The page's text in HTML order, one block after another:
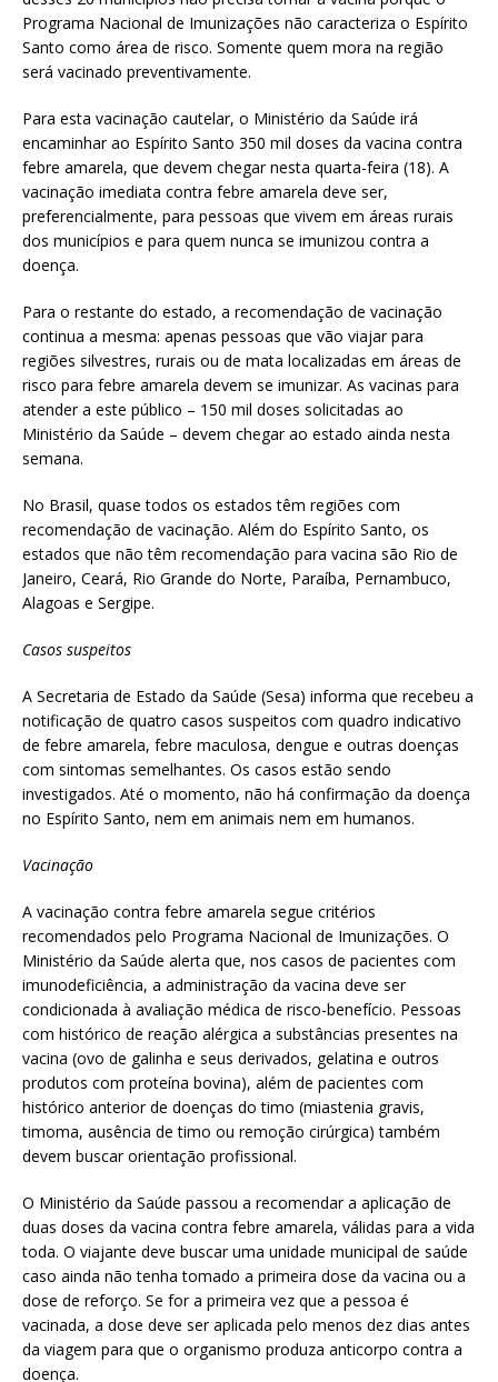
Programa Nacional de Imunizações não caracteriza o Espírito
Santo como área de risco. Somente quem mora na região
será vacinado preventivamente.
Para esta vacinação cautelar, o Ministério da Saúde irá
encaminhar ao Espírito Santo 350 mil doses da vacina contra
febre amarela, que devem chegar nesta quarta-feira (18). A
vacinação imediata contra febre amarela deve ser,
preferencialmente, para pessoas que vivem em áreas rurais
dos municípios e para quem nunca se imunizou contra a
doença.
Para o restante do estado, a recomendação de vacinação
continua a mesma: apenas pessoas que vão viajar para
regiões silvestres, rurais ou de mata localizadas em áreas de
risco para febre amarela devem se imunizar. As vacinas para
atender a este público – 150 mil doses solicitadas ao
Ministério da Saúde – devem chegar ao estado ainda nesta
semana.
No Brasil, quase todos os estados têm regiões com
recomendação de vacinação. Além do Espírito Santo, os
estados que não têm recomendação para vacina são Rio de
Janeiro, Ceará, Rio Grande do Norte, Paraíba, Pernambuco,
Alagoas e Sergipe.
Casos suspeitos
A Secretaria de Estado da Saúde (Sesa) informa que recebeu a
notificação de quatro casos suspeitos com quadro indicativo
de febre amarela, febre maculosa, dengue e outras doenças
com sintomas semelhantes. Os casos estão sendo
investigados. Até o momento, não há confirmação da doença
no Espírito Santo, nem em animais nem em humanos.
Vacinação
A vacinação contra febre amarela segue critérios
recomendados pelo Programa Nacional de Imunizações. O
Ministério da Saúde alerta que, nos casos de pacientes com
imunodeficiência, a administração da vacina deve ser
condicionada à avaliação médica de risco-benefício. Pessoas
com histórico de reação alérgica a substâncias presentes na
vacina (ovo de galinha e seus derivados, gelatina e outros
produtos com proteína bovina), além de pacientes com
histórico anterior de doenças do timo (miastenia gravis,
timoma, ausência de timo ou remoção cirúrgica) também
devem buscar orientação profissional.
O Ministério da Saúde passou a recomendar a aplicação de
duas doses da vacina contra febre amarela, válidas para a vida
toda. O viajante deve buscar uma unidade municipal de saúde
caso ainda não tenha tomado a primeira dose da vacina ou a
dose de reforço. Se for a primeira vez que a pessoa é
vacinada, a dose deve ser aplicada pelo menos dez dias antes
da viagem para que o organismo produza anticorpo contra a
doença.